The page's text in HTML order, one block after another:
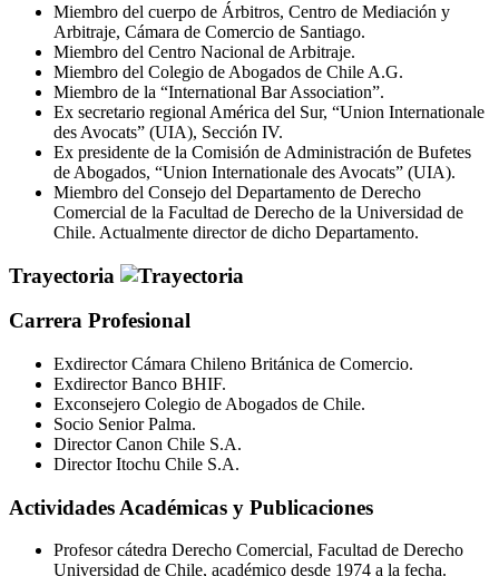
Miembro del cuerpo de Árbitros, Centro de Mediación y
Arbitraje, Cámara de Comercio de Santiago.
Miembro del Centro Nacional de Arbitraje.
Miembro del Colegio de Abogados de Chile A.G.
Miembro de la “International Bar Association”.
Ex secretario regional América del Sur, “Union Internationale
des Avocats” (UIA), Sección IV.
Ex presidente de la Comisión de Administración de Bufetes
de Abogados, “Union Internationale des Avocats” (UIA).
Miembro del Consejo del Departamento de Derecho
Comercial de la Facultad de Derecho de la Universidad de
Chile. Actualmente director de dicho Departamento.
Trayectoria
Carrera Profesional
Exdirector Cámara Chileno Británica de Comercio.
Exdirector Banco BHIF.
Exconsejero Colegio de Abogados de Chile.
Socio Senior Palma.
Director Canon Chile S.A.
Director Itochu Chile S.A.
Actividades Académicas y Publicaciones
Profesor cátedra Derecho Comercial, Facultad de Derecho
Universidad de Chile, académico desde 1974 a la fecha.